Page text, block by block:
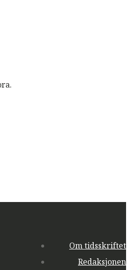
Om tidsskriftet
Redaksjonen